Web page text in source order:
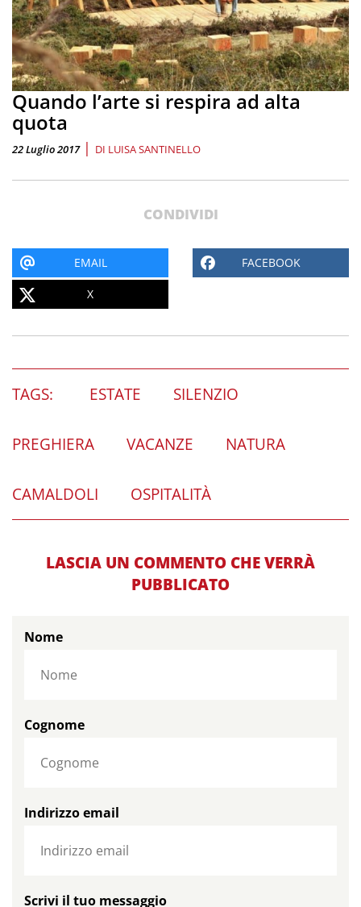
Quando l’arte si respira ad alta
quota
22 Luglio 2017 | DI LUISA SANTINELLO
CONDIVIDI
EMAIL FACEBOOK
X
TAGS: ESTATE SILENZIO
PREGHIERA VACANZE NATURA
CAMALDOLI OSPITALITÀ
LASCIA UN COMMENTO CHE VERRÀ
PUBBLICATO
Nome
Cognome
Indirizzo email
Scrivi il tuo messaggio